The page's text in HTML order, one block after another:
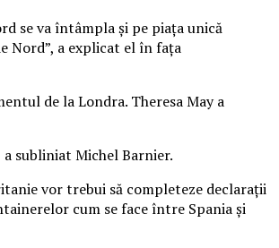
se va întâmpla şi pe piaţa unică
Nord”, a explicat el în faţa
de la Londra. Theresa May a
subliniat Michel Barnier.
vor trebui să completeze declaraţii
cum se face între Spania şi